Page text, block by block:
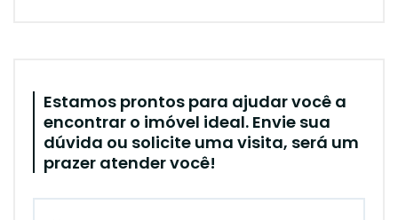
Estamos prontos para ajudar você a
encontrar o imóvel ideal. Envie sua
dúvida ou solicite uma visita, será um
prazer atender você!